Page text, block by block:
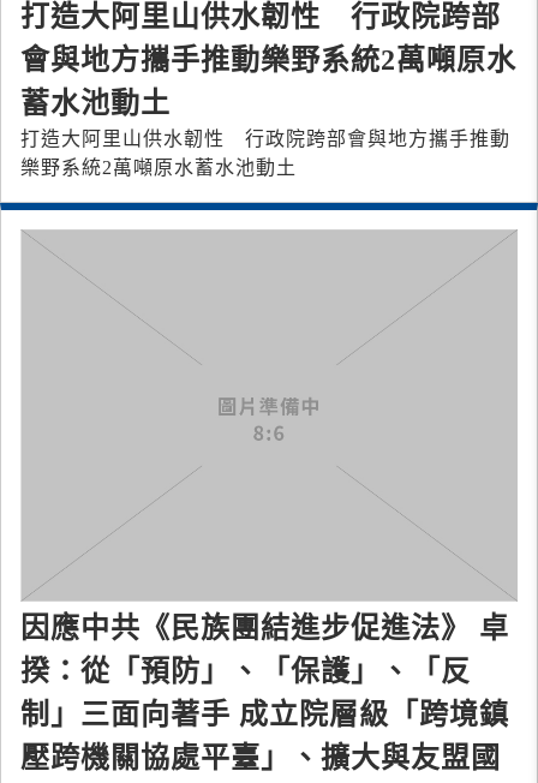
打造大阿里山供水韌性 行政院跨部
會與地方攜手推動樂野系統2萬噸原水
蓄水池動土
打造大阿里山供水韌性 行政院跨部會與地方攜手推動
樂野系統2萬噸原水蓄水池動土
因應中共《民族團結進步促進法》 卓
揆：從「預防」、「保護」、「反
制」三面向著手 成立院層級「跨境鎮
壓跨機關協處平臺」、擴大與友盟國